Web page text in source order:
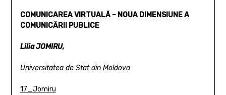
COMUNICAREA VIRTUALĂ – NOUA DIMENSIUNE A
COMUNICĂRII PUBLICE
Lilia JOMIRU,
Universitatea de Stat din Moldova
17_Jomiru